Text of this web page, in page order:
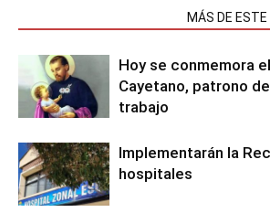
MÁS DE
Hoy se conmemora
Cayetano, patrono
trabajo
Implementarán la
hospitales